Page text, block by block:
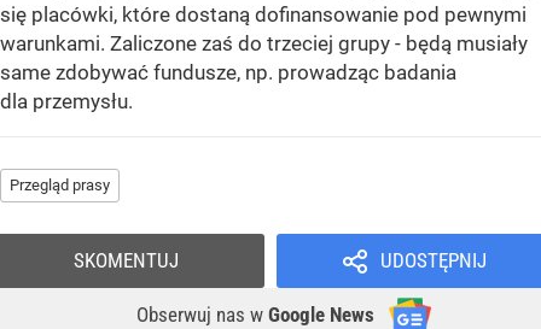
się placówki, które dostaną dofinansowanie pod pewnymi
warunkami. Zaliczone zaś do trzeciej grupy - będą musiały
same zdobywać fundusze, np. prowadząc badania
dla przemysłu.
Przegląd prasy
UDOSTĘPNIJ
Obserwuj nas w Google News
SKOMENTUJ